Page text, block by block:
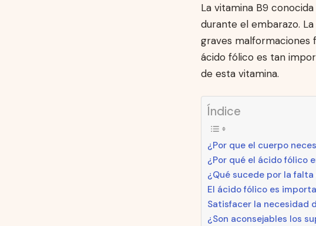
La vitamina B9
durante el embarazo.
graves malformaciones
ácido fólico es tan
de esta vitamina.
Índice
¿Por que el cuerpo
¿Por qué el ácido fólico
¿Qué sucede por la
El ácido fólico es
Satisfacer la necesidad
¿Son aconsejables los